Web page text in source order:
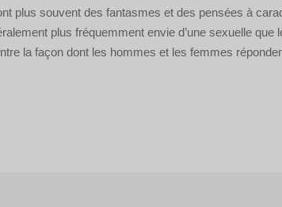
plus souvent des fantasmes et des pensées à
plus fréquemment envie d’une sexuelle que
la façon dont les hommes et les femmes